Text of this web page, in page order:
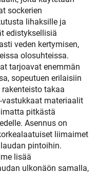
sockerien
lihaksille ja
edistyksellisiä
veden kertymisen,
olosuhteissa.
tarjoavat enemmän
sopeutuen erilaisiin
takaa
vastukkaat materiaalit
pitkästä
Asennus on
liimaimet
pintoihin.
lisää
ulkonäön samalla,